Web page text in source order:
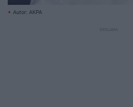
Autor: AKPA